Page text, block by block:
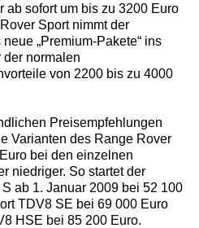
ab sofort um bis zu 3200 Euro
Sport nimmt der
„Premium-Pakete“ ins
der normalen
von 2200 bis zu 4000
Preisempfehlungen
Varianten des Range Rover
bei den einzelnen
niedriger. So startet der
ab 1. Januar 2009 bei 52 100
TDV8 SE bei 69 000 Euro
HSE bei 85 200 Euro.